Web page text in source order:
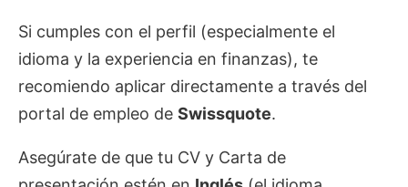
Si cumples con el perfil (especialmente el
idioma y la experiencia en finanzas), te
recomiendo aplicar directamente a través del
portal de empleo de Swissquote.
Asegúrate de que tu CV y Carta de